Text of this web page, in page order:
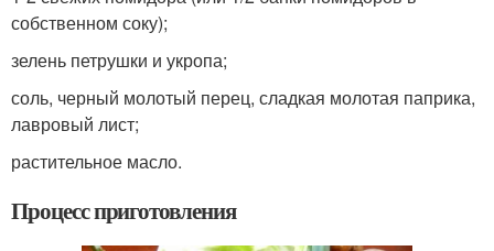
собственном соку);
зелень петрушки и укропа;
соль, черный молотый перец, сладкая молотая паприка,
лавровый лист;
растительное масло.
Процесс приготовления